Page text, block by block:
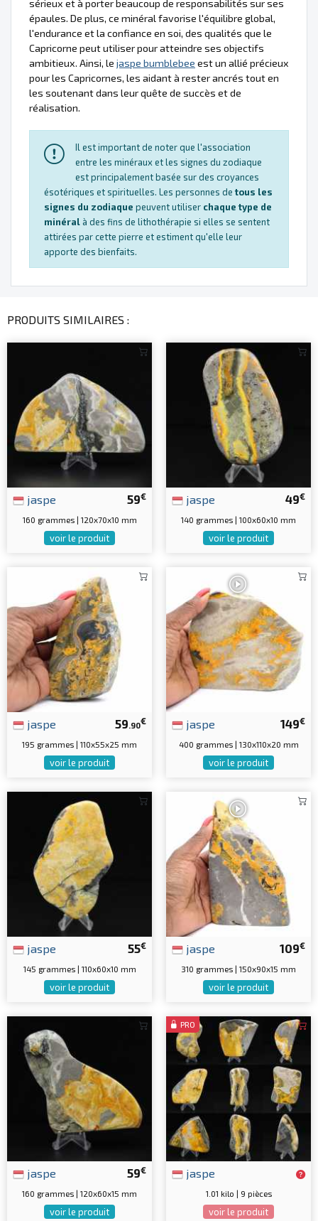
sérieux et à porter beaucoup de responsabilités sur ses
épaules. De plus, ce minéral favorise l'équilibre global,
l'endurance et la confiance en soi, des qualités que le
Capricorne peut utiliser pour atteindre ses objectifs
ambitieux. Ainsi, le jaspe bumblebee est un allié précieux
pour les Capricornes, les aidant à rester ancrés tout en
les soutenant dans leur quête de succès et de
réalisation.
Il est important de noter que l'association
entre les minéraux et les signes du zodiaque
est principalement basée sur des croyances
ésotériques et spirituelles. Les personnes de tous les
signes du zodiaque peuvent utiliser chaque type de
minéralà des fins de lithothérapie si elles se sentent
attirées par cette pierre et estiment qu'elle leur
apporte des bienfaits.
PRODUITS SIMILAIRES :
59€
jaspe
160 grammes | 120x70x10 mm
voir le produit
49€
jaspe
140 grammes | 100x60x10 mm
voir le produit
59.90€
jaspe
195 grammes | 110x55x25 mm
voir le produit
149€
jaspe
400 grammes | 130x110x20 mm
voir le produit
55€
jaspe
145 grammes | 110x60x10 mm
voir le produit
109€
jaspe
310 grammes | 150x90x15 mm
voir le produit
59€
jaspe
160 grammes | 120x60x15 mm
voir le produit
PRO
jaspe
1.01 kilo | 9 pièces
voir le produit